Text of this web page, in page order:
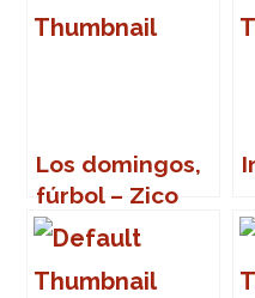
Los domingos,
fúrbol – Zico